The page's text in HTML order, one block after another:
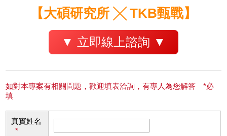
【大碩研究所 ╳ TKB甄戰】
▼ 立即線上諮詢 ▼
如對本專案有相關問題，歡迎填表洽詢，有專人為您解答 *必
填
真實姓名
*